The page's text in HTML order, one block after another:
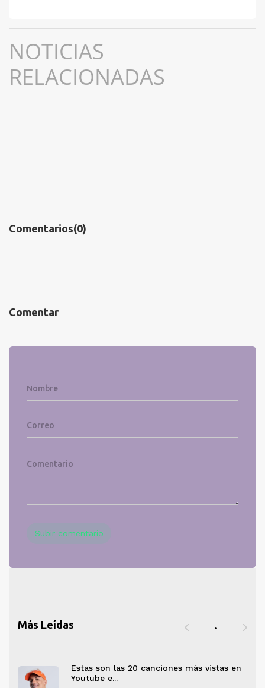
NOTICIAS
RELACIONADAS
Comentarios(0)
Comentar
Subir comentario
Más Leídas
Estas son las 20 canciones más vistas en
Youtube e...